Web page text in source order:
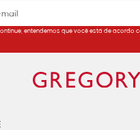
entendemos que você está de acordo